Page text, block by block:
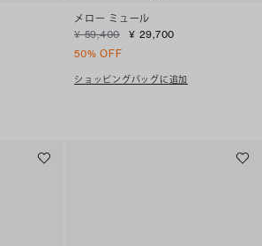
メロー ミュール
¥ 59,400
¥ 29,700
50% OFF
ショッピングバッグに追加